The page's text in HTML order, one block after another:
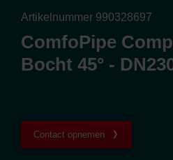
Artikelnummer 990328697
ComfoPipe
Bocht 45° -
Contact opnemen